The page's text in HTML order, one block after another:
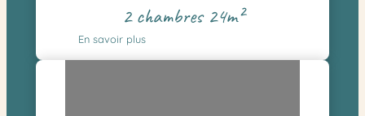
2 chambres 24m²
En savoir plus